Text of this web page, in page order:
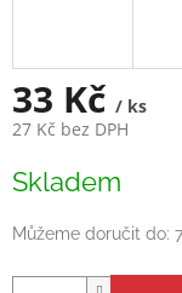
33 Kč / ks
27 Kč bez DPH
cena:
Skladem
Můžeme doručit do: